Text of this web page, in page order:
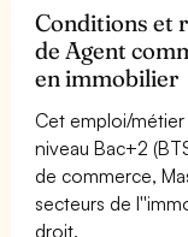
Conditions et
de Agent
en immobilier
Cet emploi/
niveau Bac+2
de commerce,
secteurs de
droit.